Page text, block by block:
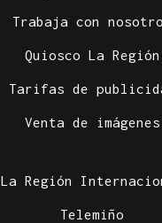
Trabaja con
Quiosco La Región
Tarifas de
Venta de imágenes
La Región
Telemiño